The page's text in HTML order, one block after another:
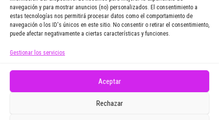
navegación y para mostrar anuncios (no) personalizados. El consentimiento a
estas tecnologías nos permitirá procesar datos como el comportamiento de
navegación o los ID's únicos en este sitio. No consentir o retirar el consentimiento,
puede afectar negativamente a ciertas características y funciones.
Gestionar los servicios
Aceptar
Rechazar
Email Address
electrónicos promocionales de Zoomdestinos.es